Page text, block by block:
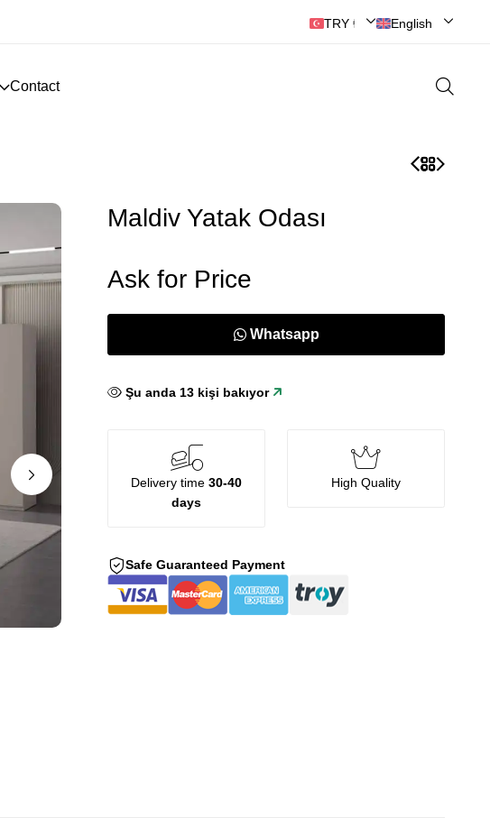
TRY ₺ | Türk Lirası
English
Contact
Maldiv Yatak Odası
Ask for Price
Whatsapp
Şu anda 13 kişi bakıyor
Delivery time30-40
days
High Quality
Safe Guaranteed Payment